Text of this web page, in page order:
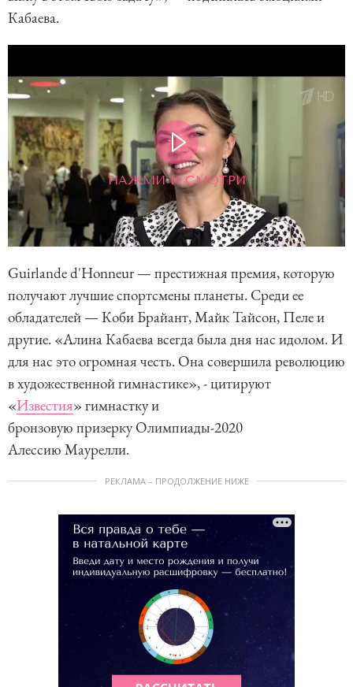
Кабаева.
НАЖМИ И СМОТРИ
Guirlande d'Honneur — престижная премия, которую
получают лучшие спортсмены планеты. Среди ее
обладателей — Коби Брайант, Майк Тайсон, Пеле и
другие. «Алина Кабаева всегда была дня нас идолом. И
для нас это огромная честь. Она совершила революцию
в художественной гимнастике», - цитируют
«Известия» гимнастку и
бронзовую призерку Олимпиады-2020
Алессию Маурелли.
РЕКЛАМА – ПРОДОЛЖЕНИЕ НИЖЕ